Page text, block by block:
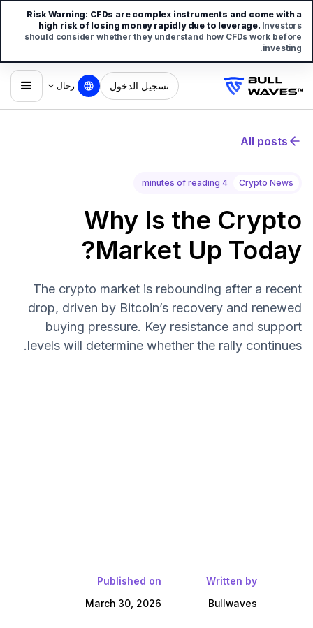
تسجيل الدخول رجال
All posts
Crypto News
4 minutes of reading
Why Is the Crypto
Market Up Today?
The crypto market is rebounding after a recent
drop, driven by Bitcoin’s recovery and renewed
buying pressure. Key resistance and support
levels will determine whether the rally continues.
Written by
Bullwaves
Published on
March 30, 2026
Risk Warning: CFDs are complex instruments and come with a
high risk of losing money rapidly due to leverage. Investors
should consider whether they understand how CFDs work before
investing.